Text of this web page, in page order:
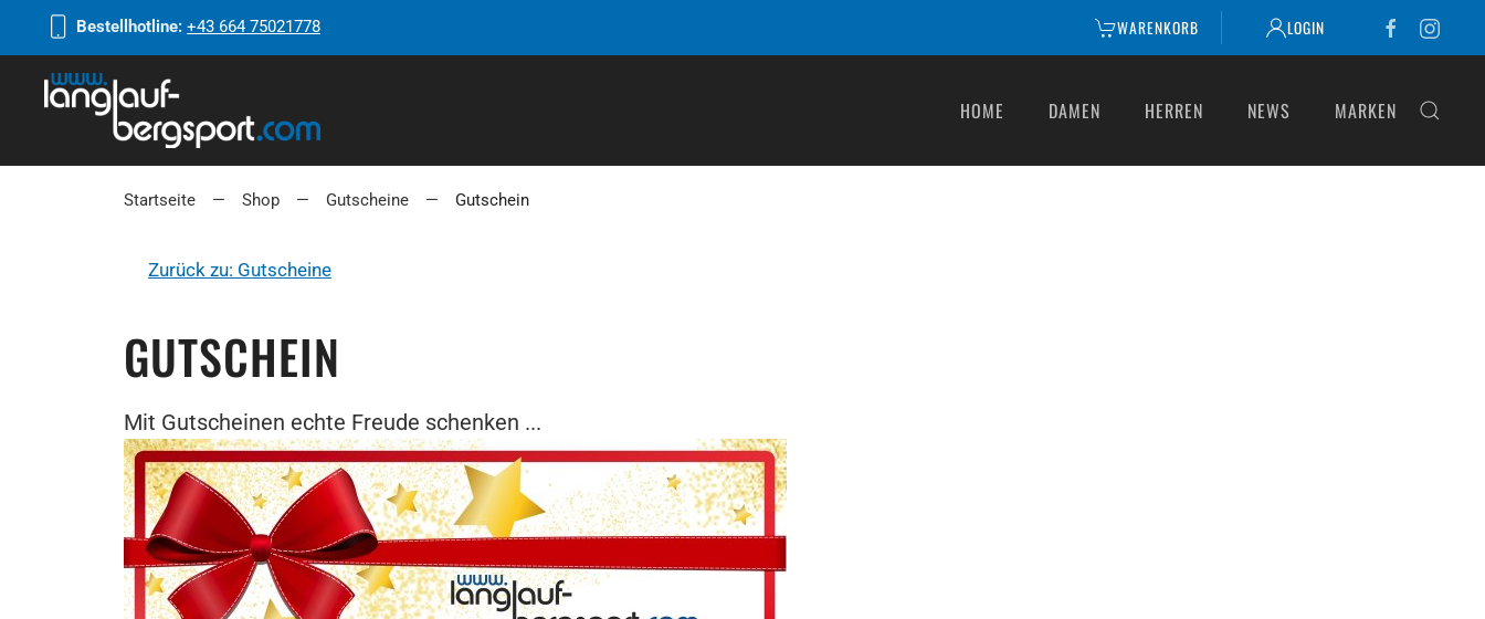
Bestellhotline: +43 664 75021778 WARENKORB LOGIN
HOME DAMEN HERREN NEWS MARKEN
Startseite Shop Gutscheine Gutschein
Zurück zu: Gutscheine
GUTSCHEIN
Mit Gutscheinen echte Freude schenken ...